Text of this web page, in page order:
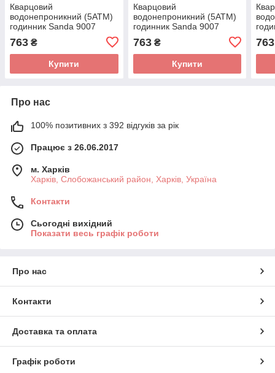
Кварцовий
водонепроникний (5ATM)
годинник Sanda 9007
763 ₴
Купити
Кварцовий
водонепроникний (5ATM)
годинник Sanda 9007
763₴
Купити
763
Про нас
100% позитивних з 392 відгуків за рік
Працює з 26.06.2017
м. Харків
Харків, Слобожанський район, Харків, Україна
Контакти
Сьогодні вихідний
Показати весь графік роботи
Про нас
Контакти
Доставка та оплата
Графік роботи